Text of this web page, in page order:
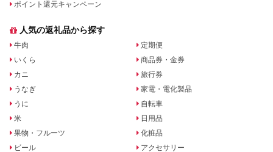
ポイント還元キャンペーン
人気の返礼品から探す
牛肉
いくら
カニ
うなぎ
うに
米
果物・フルーツ
ビール
定期便
商品券・金券
旅行券
家電・電化製品
自転車
日用品
化粧品
アクセサリー